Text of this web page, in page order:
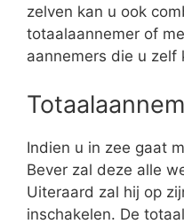
zelven kan u ook
totaalaannemer of
aannemers die u zelf
Indien u in zee gaat
Bever zal deze alle
Uiteraard zal hij op
inschakelen. De